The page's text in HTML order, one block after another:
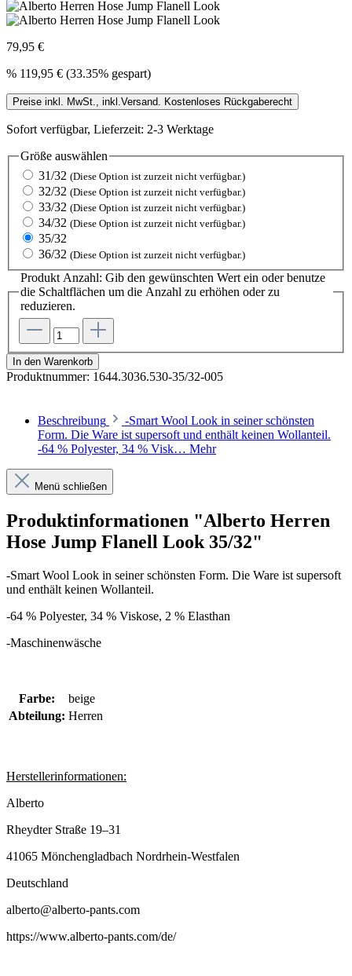
79,95 €
% 119,95 € (33.35% gespart)
Preise inkl. MwSt., inkl.Versand. Kostenloses Rückgaberecht
Sofort verfügbar, Lieferzeit: 2-3 Werktage
Größe auswählen
31/32 (Diese Option ist zurzeit nicht verfügbar.)
32/32 (Diese Option ist zurzeit nicht verfügbar.)
33/32 (Diese Option ist zurzeit nicht verfügbar.)
34/32 (Diese Option ist zurzeit nicht verfügbar.)
35/32
36/32 (Diese Option ist zurzeit nicht verfügbar.)
Produkt Anzahl: Gib den gewünschten Wert ein oder benutze
die Schaltflächen um die Anzahl zu erhöhen oder zu
reduzieren.
In den Warenkorb
Produktnummer: 1644.3036.530-35/32-005
Beschreibung
-Smart Wool Look in seiner schönsten
Form. Die Ware ist supersoft und enthält keinen Wollanteil.
-64 % Polyester, 34 % Visk… Mehr
Menü schließen
Produktinformationen "Alberto Herren
Hose Jump Flanell Look 35/32"
-Smart Wool Look in seiner schönsten Form. Die Ware ist supersoft
und enthält keinen Wollanteil.
-64 % Polyester, 34 % Viskose, 2 % Elasthan
-Maschinenwäsche
Farbe:
beige
Abteilung: Herren
Herstellerinformationen:
Alberto
Rheydter Straße 19–31
41065 Mönchengladbach Nordrhein-Westfalen
Deutschland
alberto@alberto-pants.com
https://www.alberto-pants.com/de/